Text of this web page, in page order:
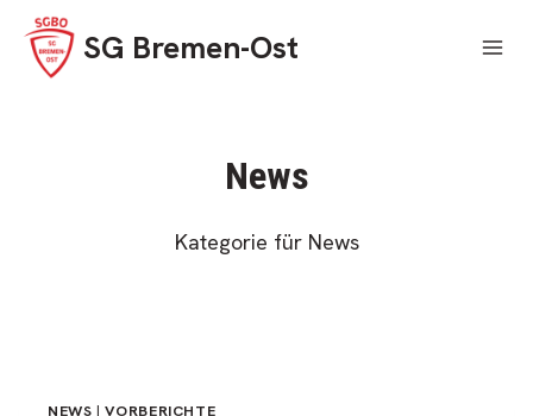
Skip
content
SG Bremen-Ost
News
Kategorie für News
NEWS |VORBERICHTE